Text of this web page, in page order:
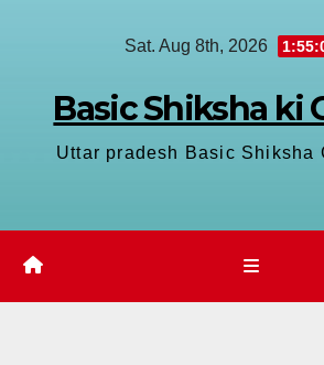
Sat. Aug 8th, 2026
Basic Shiksha ki
Uttar pradesh Basic Shiksha